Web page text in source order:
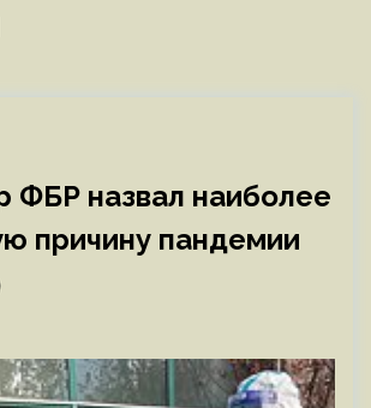
ФБР назвал наиболее
причину пандемии